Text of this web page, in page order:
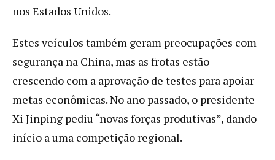
nos Estados Unidos.
Estes veículos também geram preocupações com
segurança na China, mas as frotas estão
crescendo com a aprovação de testes para apoiar
metas econômicas. No ano passado, o presidente
Xi Jinping pediu “novas forças produtivas”, dando
início a uma competição regional.